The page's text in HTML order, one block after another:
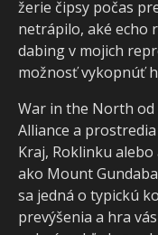
žerie čipsy počas
netrápilo, aké echo
dabing v mojich
možnosť vykopnúť
War in the North
Alliance a
Kraj, Roklinku
ako Mount
sa jedná o typickú
prevýšenia a hra